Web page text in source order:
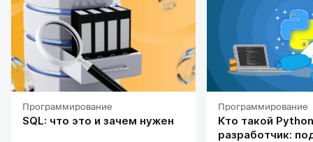
Программирование
SQL: что это и зачем нужен
Программирование
Кто такой
разработчик: